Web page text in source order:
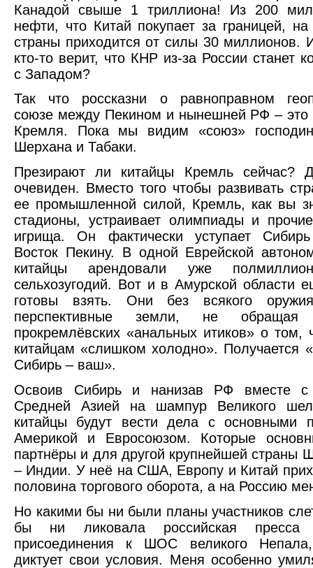
Канадой свыше 1 триллиона! Из 200
нефти, что Китай покупает за границей,
страны приходится от силы 30 миллионов.
кто-то верит, что КНР из-за России станет
с Западом?
Так что россказни о равноправном
союзе между Пекином и нынешней РФ – это
Кремля. Пока мы видим «союз»
Шерхана и Табаки.
Презирают ли китайцы Кремль сейчас?
очевиден. Вместо того чтобы развивать
ее промышленной силой, Кремль, как вы
стадионы, устраивает олимпиады и
игрища. Он фактически уступает
Восток Пекину. В одной Еврейской
китайцы арендовали уже
сельхозугодий. Вот и в Амурской области
готовы взять. Они без всякого
перспективные земли, не
прокремлёвских «анальных итиков» о том,
китайцам «слишком холодно».
Сибирь – ваш».
Освоив Сибирь и нанизав РФ вместе с
Средней Азией на шампур Великого
китайцы будут вести дела с основными
Америкой и Евросоюзом. Которые
партнёры и для другой крупнейшей
– Индии. У неё на США, Европу и Китай
половина торгового оборота, а на Россию
Но какими бы ни были планы участников
бы ни ликовала российская
присоединения к ШОС великого Непала,
диктует свои условия. Меня особенно